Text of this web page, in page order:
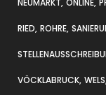
NEUMARKT ONLINE
RIED ROHRE
VÖCKLABRUCK WELS